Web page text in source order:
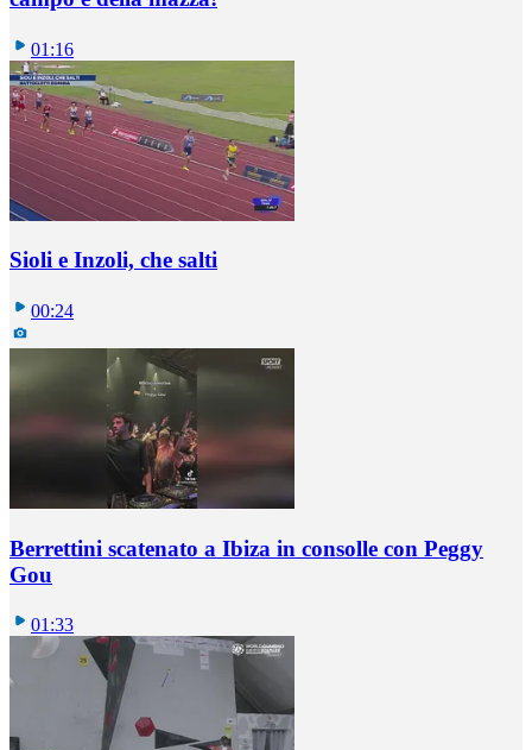
01:16
Sioli e Inzoli, che salti
00:24
Berrettini scatenato a Ibiza in consolle con Peggy
Gou
01:33